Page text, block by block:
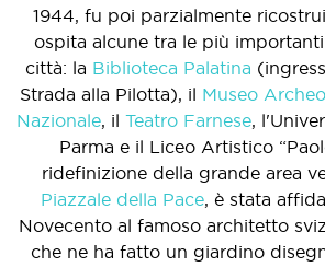
1944, fu poi parzialmente
ospita alcune tra le più
città: la Biblioteca Palatina
Strada alla Pilotta), il Museo
Nazionale, il Teatro Farnese,
Parma e il Liceo Artistico
ridefinizione della grande area
Piazzale della Pace, è stata
Novecento al famoso architetto
che ne ha fatto un giardino